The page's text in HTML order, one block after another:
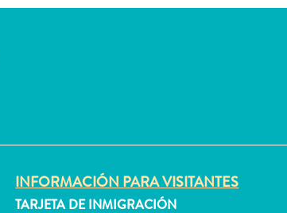
INFORMACIÓN PARA VISITANTES
TARJETA DE INMIGRACIÓN